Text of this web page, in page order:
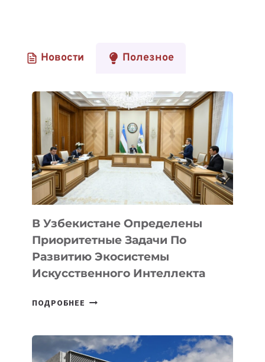
Новости Полезное
В Узбекистане Определены
Приоритетные Задачи По
Развитию Экосистемы
Искусственного Интеллекта
ПОДРОБНЕЕ
ПРИОРИТЕТНЫЕ
ЗАДАЧИ